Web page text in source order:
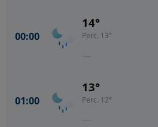
00:00
14°
Perc. 13°
—
01:00
13°
Perc. 12°
—